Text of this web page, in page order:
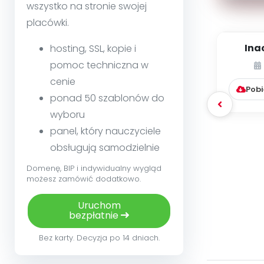
wszystko na stronie swojej
placówki.
hosting, SSL, kopie i
pomoc techniczna w
cenie
ponad 50 szablonów do
wyboru
panel, który nauczyciele
obsługują samodzielnie
Domenę, BIP i indywidualny wygląd
możesz zamówić dodatkowo.
Uruchom
bezpłatnie
Bez karty. Decyzja po 14 dniach.